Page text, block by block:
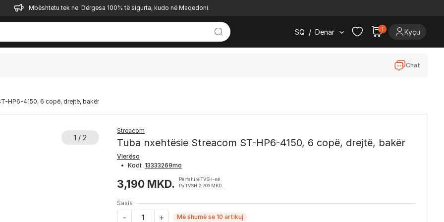
Mbështetu tek ne. Dërgesa 100% të sigurta, kudo në Maqedoni.
SQ / Denar 1 Kyçu
Chat
HP6-4150, 6 copë, drejtë, bakër
1 / 2
Streacom
Tuba nxehtësie Streacom ST-HP6-4150, 6 copë, drejtë, bakër
Vlerëso
• Kodi:
3,190 MKD.
Përfshirë TVSH-në
Pa TVSH 2,703 MKD.
Sasia
Më shumë se 10 artikuj